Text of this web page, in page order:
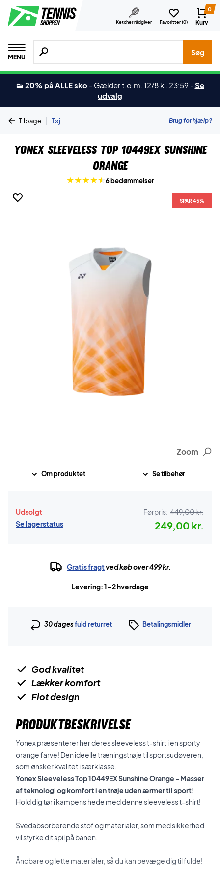
Ketcher rådgiver Favoritter (0)
0
Kurv
MENU
Søg efter produkter, mærker etc.
Søg
👟 20% på ALLE sko - Gælder t.o.m. 12/8 kl. 23:59 -Se
udvalg
Tilbage | Tøj Brug for hjælp?
Yonex Sleeveless Top 10449EX Sunshine
Orange
6 bedømmelser
SPAR 45%
Zoom
Om produktet Se tilbehør
Udsolgt
Se lagerstatus
Førpris: 449,00 kr.
249,00 kr.
Gratis fragtved køb over 499 kr.
Levering: 1-2 hverdage
30 dagesfuld returret Betalingsmidler
God kvalitet
Lækker komfort
Flot design
PRODUKTBESKRIVELSE
Yonex præsenterer her deres sleeveless t-shirt i en sporty
orange farve! Den ideelle træningstrøje til sportsudøveren,
som ønsker kvalitet i særklasse.
Yonex Sleeveless Top 10449EX Sunshine Orange - Masser
af teknologi og komfort i en trøje uden ærmer til sport!
Hold dig tør i kampens hede med denne sleeveless t-shirt!
Svedabsorberende stof og materialer, som med sikkerhed
vil styrke dit spil på banen.
Åndbare og lette materialer, så du kan bevæge dig til fulde!